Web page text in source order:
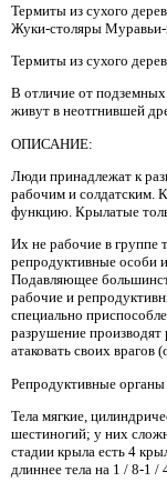
Термиты из сухого
Жуки-столяры Муравьи-
Термиты из сухого
В отличие от
живут в неотгнившей
ОПИСАНИЕ:
Люди принадлежат к
рабочим и солдатским.
функцию. Крылатые
Их не рабочие в группе
репродуктивные особи
Подавляющее
рабочие и
специально
разрушение
атаковать своих врагов
Репродуктивные
Тела мягкие,
шестиногий; у них
стадии крыла есть 4
длиннее тела на 1 / 8-1 /